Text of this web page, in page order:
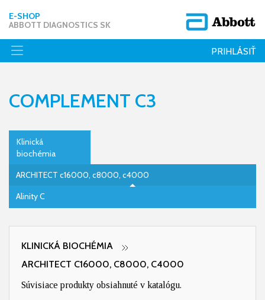
E-SHOP
ABBOTT DIAGNOSTICS SK
PRIHLÁSIŤ
COMPLEMENT C3
Klinická
biochémia
ARCHITECT c16000, c8000, c4000
Alinity C
KLINICKÁ BIOCHÉMIA
ARCHITECT C16000, C8000, C4000
Súvisiace produkty obsiahnuté v katalógu.